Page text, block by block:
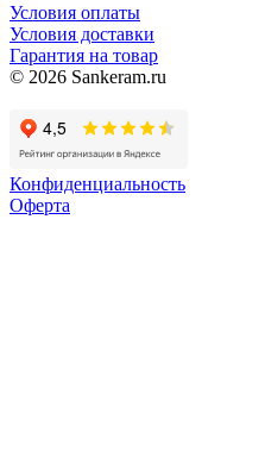
Условия оплаты
Условия доставки
Гарантия на товар
© 2026 Sankeram.ru
Конфиденциальность
Оферта